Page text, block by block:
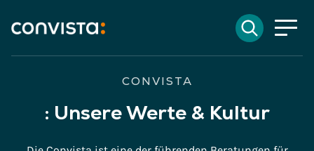
DE
CONVISTA
: Unsere Werte & Kultur